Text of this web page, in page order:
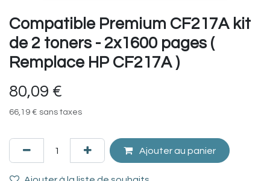
Compatible Premium CF217A kit
de 2 toners - 2x1600 pages (
Remplace HP CF217A )
80,09 €
66,19 € sans taxes
Ajouter au panier